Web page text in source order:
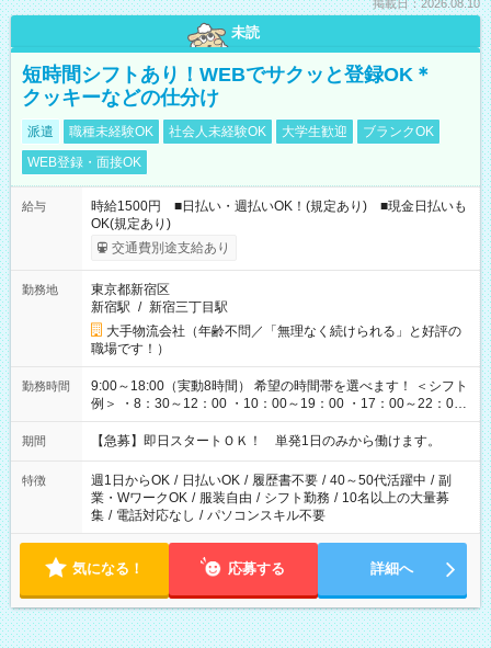
掲載日：2026.08.10
未読
短時間シフトあり！WEBでサクッと登録OK＊
クッキーなどの仕分け
派遣 職種未経験OK 社会人未経験OK 大学生歓迎
ブランクOK
WEB登録・面接OK
給与
時給1500円 ■日払い・週払いOK！(規定あり) ■現金日払いも
OK(規定あり)
交通費別途支給あり
勤務地
東京都新宿区
新宿駅 / 新宿三丁目駅
大手物流会社（年齢不問／「無理なく続けられる」と好評の
職場です！）
勤務時間
9:00～18:00（実動8時間） 希望の時間帯を選べます！ ＜シフト
例＞ ・8：30～12：00 ・10：00～19：00 ・17：00～22：00
・13：00～22：00 ・22：00～翌6：00 など
期間 【急募】即日スタートＯＫ！ 単発1日のみから働けます。
特徴 週1日からOK / 日払いOK / 履歴書不要 / 40～50代活躍中 / 副
業・WワークOK / 服装自由 / シフト勤務 / 10名以上の大量募
集 / 電話対応なし / パソコンスキル不要
気になる！ 応募する 詳細へ